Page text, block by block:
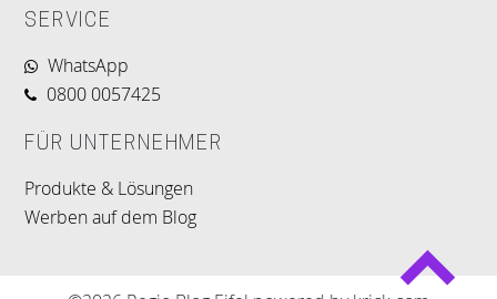
SERVICE
WhatsApp
0800 0057425
FÜR UNTERNEHMER
Produkte & Lösungen
Werben auf dem Blog